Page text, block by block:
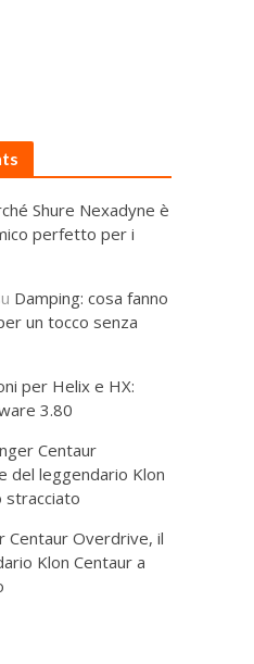
Shure Nexadyne è
perfetto per i
Damping: cosa fanno
un tocco senza
per Helix e HX:
3.80
Centaur
del leggendario Klon
stracciato
Centaur Overdrive, il
Klon Centaur a